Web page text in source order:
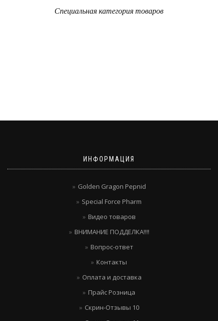
Специальная категория товаров
ИНФОРМАЦИЯ
Golden Gragon Pepnid
Special Force Pharm
Видео товаров
ВНИМАНИЕ ПОДДЕЛКА!!!!
Вопрос-ответ
Контакты
Оплата и доставка
Прайс Розница
Скрин-Отзывы 10